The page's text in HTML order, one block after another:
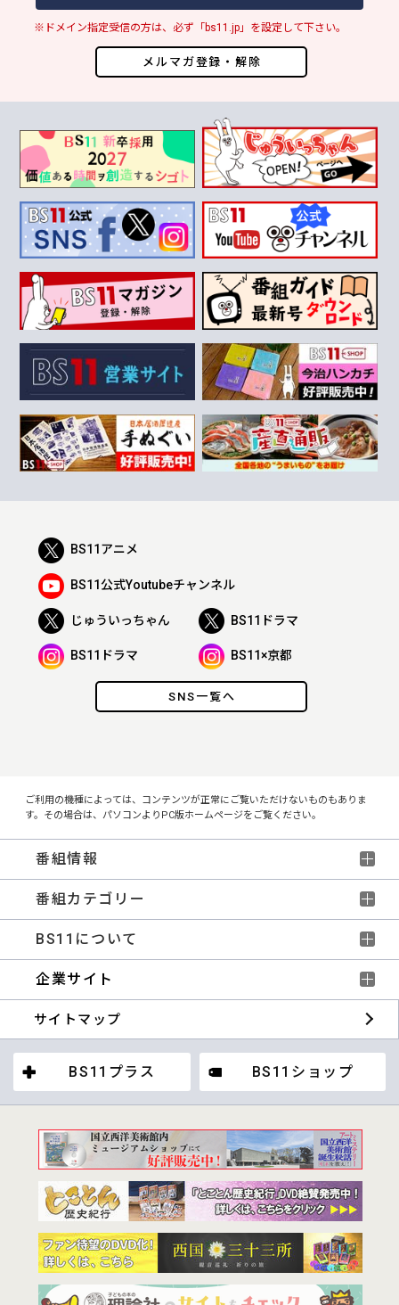
メルマガ登録・解除
※ドメイン指定受信の方は、必ず「bs11.jp」を設定して下さい。
SNS一覧へ
BS11アニメ
BS11公式Youtubeチャンネル
じゅういっちゃん BS11ドラマ
BS11ドラマ BS11×京都
ご利用の機種によっては、コンテンツが正常にご覧いただけないものもありま
す。その場合は、パソコンよりPC版ホームページをご覧ください。
番組情報
番組カテゴリー
BS11について
企業サイト
サイトマップ
BS11プラス BS11ショップ